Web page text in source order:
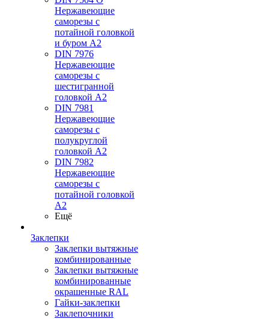
Нержавеющие
саморезы с
потайной головкой
и буром А2
DIN 7976
Нержавеющие
саморезы с
шестигранной
головкой А2
DIN 7981
Нержавеющие
саморезы с
полукруглой
головкой А2
DIN 7982
Нержавеющие
саморезы с
потайной головкой
А2
Ещё
Заклепки
Заклепки вытяжные
комбинированные
Заклепки вытяжные
комбинированные
окрашенные RAL
Гайки-заклепки
Заклепочники